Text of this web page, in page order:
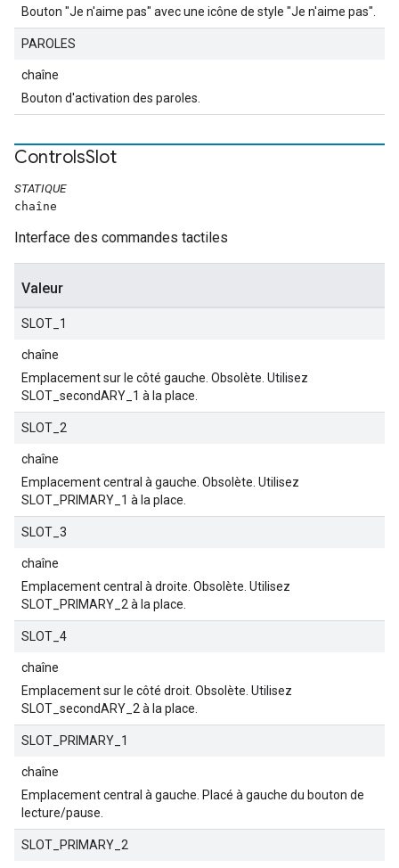
Bouton "Je n'aime pas" avec une icône de style "Je n'aime pas".
PAROLES
chaîne
Bouton d'activation des paroles.
ControlsSlot
STATIQUE
chaîne
Interface des commandes tactiles
Valeur
SLOT_1
chaîne
Emplacement sur le côté gauche. Obsolète. Utilisez
SLOT_secondARY_1 à la place.
SLOT_2
chaîne
Emplacement central à gauche. Obsolète. Utilisez
SLOT_PRIMARY_1 à la place.
SLOT_3
chaîne
Emplacement central à droite. Obsolète. Utilisez
SLOT_PRIMARY_2 à la place.
SLOT_4
chaîne
Emplacement sur le côté droit. Obsolète. Utilisez
SLOT_secondARY_2 à la place.
SLOT_PRIMARY_1
chaîne
Emplacement central à gauche. Placé à gauche du bouton de
lecture/pause.
SLOT_PRIMARY_2